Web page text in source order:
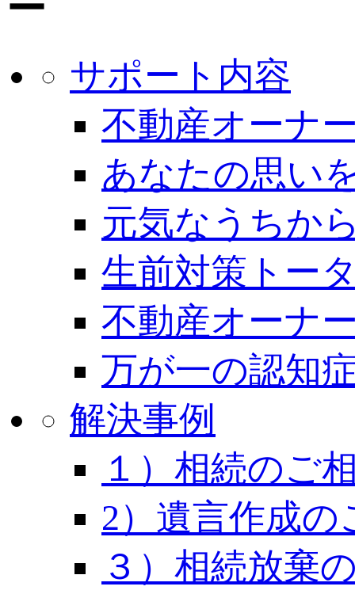
サポート内容
不動産オーナ
あなたの思い
元気なうちか
生前対策トー
不動産オーナ
万が一の認知
解決事例
１）相続のご
2）遺言作成の
３）相続放棄